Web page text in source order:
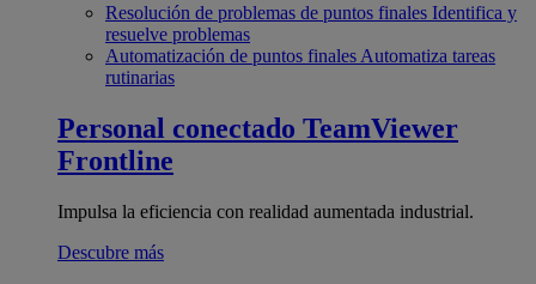
Resolución de problemas de puntos finales Identifica y
resuelve problemas
Automatización de puntos finales Automatiza tareas
rutinarias
Personal conectado TeamViewer
Frontline
Impulsa la eficiencia con realidad aumentada industrial.
Descubre más